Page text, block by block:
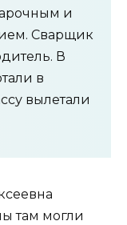
и
Сварщик
В
в
вылетали
там могли